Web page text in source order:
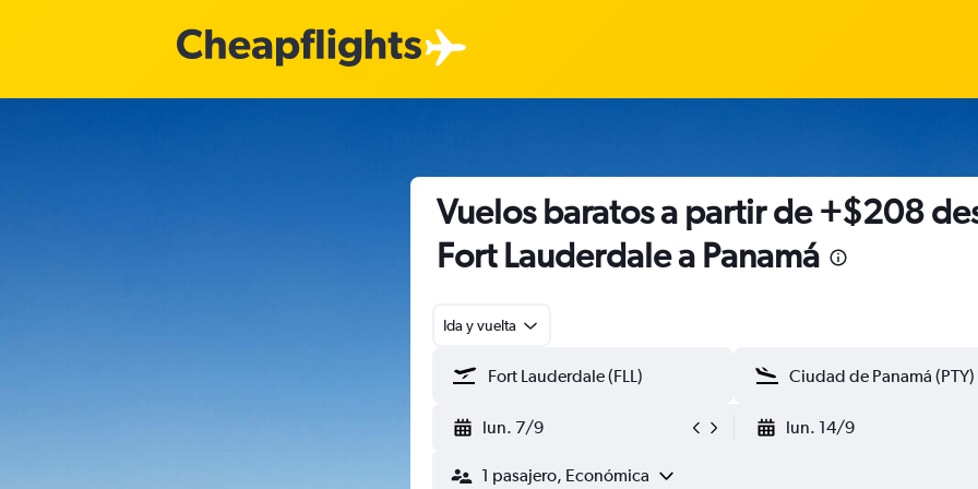
Vuelos baratos a partir de +$208
Fort Lauderdale a Panamá
Ida y vuelta
lun. 7/9 lun. 14/9
1 pasajero, Económica